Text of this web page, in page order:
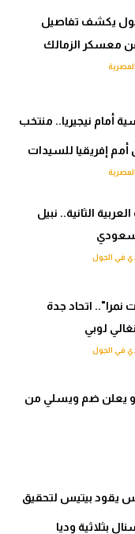
يكشف تفاصيل
معسكر الزمالك
أمام نيجيريا.. منتخب
إفريقيا للسيدات
العربية الثانية.. نبيل
في الجول
نمرا".. اتحاد جدة
لوبي
في الجول
يعلن ضم ويسلي من
يقود بيتيس لتحقيق
بثلاثية وديا